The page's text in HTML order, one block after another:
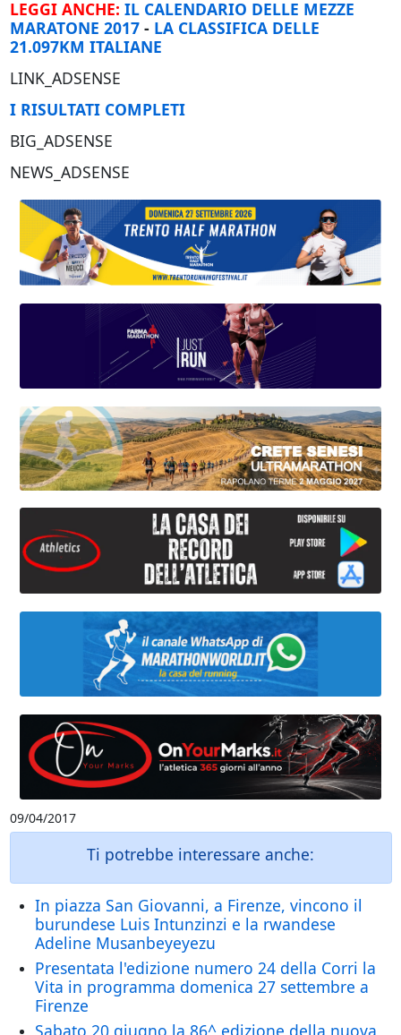
LEGGI ANCHE: IL CALENDARIO DELLE MEZZE
MARATONE 2017- LA CLASSIFICA DELLE
21.097KM ITALIANE
LINK_ADSENSE
I RISULTATI COMPLETI
BIG_ADSENSE
NEWS_ADSENSE
09/04/2017
Ti potrebbe interessare anche:
In piazza San Giovanni, a Firenze, vincono il
burundese Luis Intunzinzi e la rwandese
Adeline Musanbeyeyezu
Presentata l'edizione numero 24 della Corri la
Vita in programma domenica 27 settembre a
Firenze